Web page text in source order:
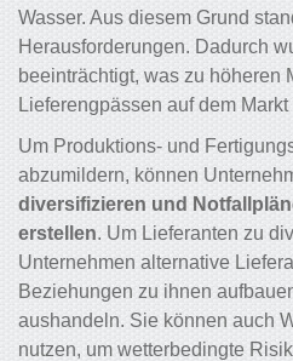
Wasser. Aus diesem Grund
Herausforderungen. Dadurch
beeinträchtigt, was zu höheren
Lieferengpässen auf dem Markt
Um Produktions- und
abzumildern, können
diversifizieren und
erstellen. Um Lieferanten zu
Unternehmen alternative
Beziehungen zu ihnen
aushandeln. Sie können auch
nutzen, um wetterbedingte